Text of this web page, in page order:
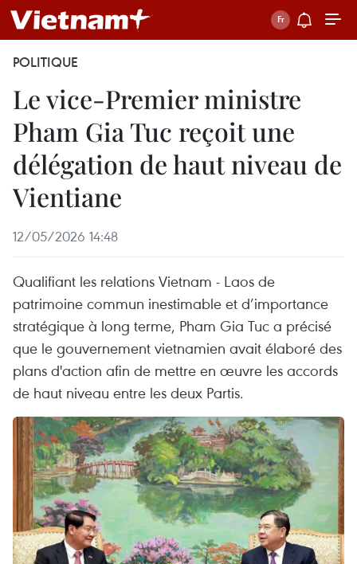
POLITIQUE
Le vice-Premier ministre
Pham Gia Tuc reçoit une
délégation de haut niveau de
Vientiane
12/05/2026 14:48
Qualifiant les relations Vietnam - Laos de
patrimoine commun inestimable et d’importance
stratégique à long terme, Pham Gia Tuc a précisé
que le gouvernement vietnamien avait élaboré des
plans d'action afin de mettre en œuvre les accords
de haut niveau entre les deux Partis.